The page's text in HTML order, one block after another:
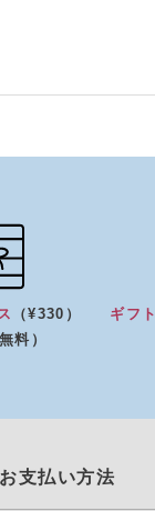
（¥330）
無料）
ギフ
お支払い方法